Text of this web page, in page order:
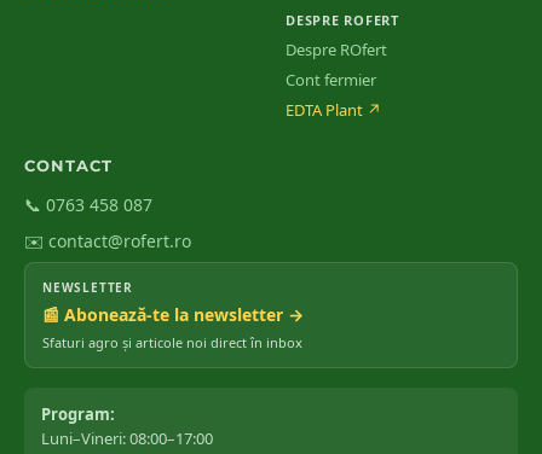
DESPRE ROFERT
Despre ROfert
Cont fermier
EDTA Plant ↗
CONTACT
📞 0763 458 087
✉️ contact@rofert.ro
NEWSLETTER
📰 Abonează-te la newsletter →
Sfaturi agro și articole noi direct în inbox
Program:
Luni–Vineri: 08:00–17:00